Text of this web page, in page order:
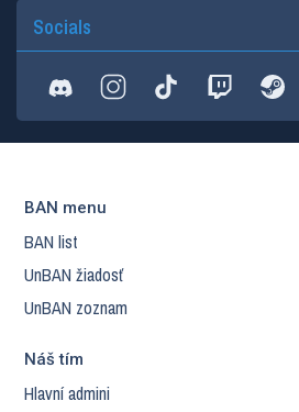
Socials
BAN menu
BAN list
UnBAN žiadosť
UnBAN zoznam
Náš tím
Hlavní admini